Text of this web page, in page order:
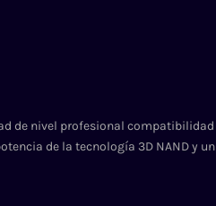
de nivel profesional compatibilidad
de la tecnología 3D NAND y un